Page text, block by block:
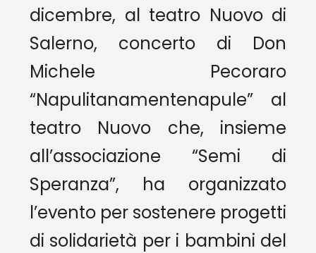
dicembre, al teatro Nuovo di
Salerno, concerto di Don
Michele Pecoraro
“Napulitanamentenapule” al
teatro Nuovo che, insieme
all’associazione “Semi di
Speranza”, ha organizzato
l’evento per sostenere progetti
di solidarietà per i bambini del